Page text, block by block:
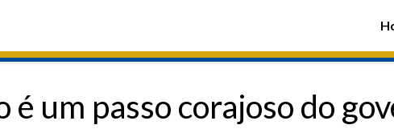
é um passo corajoso do